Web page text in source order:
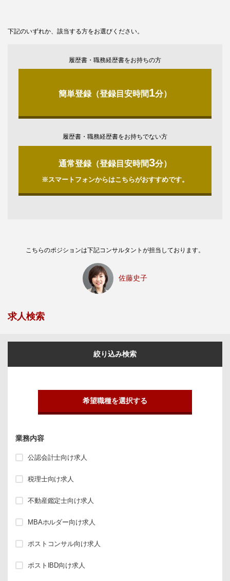
下記のいずれか、該当する方をお選びください。
履歴書・職務経歴書をお持ちの方
簡単登録（登録目安時間1分）
履歴書・職務経歴書をお持ちでない方
通常登録（登録目安時間3分）
※スマートフォンからはこちらがおすすめです。
こちらのポジションは下記コンサルタントが担当しております。
佐藤史子
求人検索
絞り込み検索
希望職種を選択する
業務内容
公認会計士向け求人
税理士向け求人
不動産鑑定士向け求人
MBAホルダー向け求人
ポストコンサル向け求人
ポストIBD向け求人